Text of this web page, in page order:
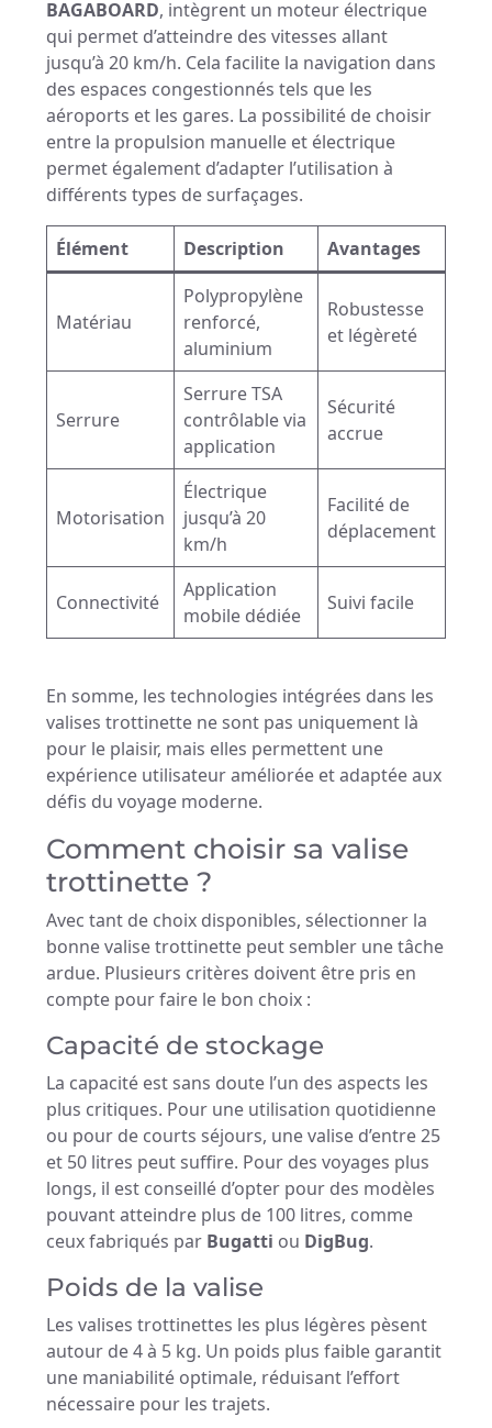
BAGABOARD, intègrent un moteur électrique
qui permet d’atteindre des vitesses allant
jusqu’à 20 km/h. Cela facilite la navigation dans
des espaces congestionnés tels que les
aéroports et les gares. La possibilité de choisir
entre la propulsion manuelle et électrique
permet également d’adapter l’utilisation à
différents types de surfaçages.
Élément Description Avantages
Matériau
Polypropylène
renforcé,
aluminium
Robustesse
et légèreté
Serrure
Serrure TSA
contrôlable via
application
Sécurité
accrue
Motorisation
Électrique
jusqu’à 20
km/h
Facilité de
déplacement
Connectivité
Application
mobile dédiée
Suivi facile
En somme, les technologies intégrées dans les
valises trottinette ne sont pas uniquement là
pour le plaisir, mais elles permettent une
expérience utilisateur améliorée et adaptée aux
défis du voyage moderne.
Comment choisir sa valise
trottinette ?
Avec tant de choix disponibles, sélectionner la
bonne valise trottinette peut sembler une tâche
ardue. Plusieurs critères doivent être pris en
compte pour faire le bon choix :
Capacité de stockage
La capacité est sans doute l’un des aspects les
plus critiques. Pour une utilisation quotidienne
ou pour de courts séjours, une valise d’entre 25
et 50 litres peut suffire. Pour des voyages plus
longs, il est conseillé d’opter pour des modèles
pouvant atteindre plus de 100 litres, comme
ceux fabriqués par Bugatti ou DigBug.
Poids de la valise
Les valises trottinettes les plus légères pèsent
autour de 4 à 5 kg. Un poids plus faible garantit
une maniabilité optimale, réduisant l’effort
nécessaire pour les trajets.